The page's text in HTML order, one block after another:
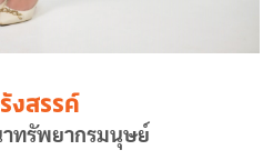
งสรรค์
ทรัพยากรมนุษย์